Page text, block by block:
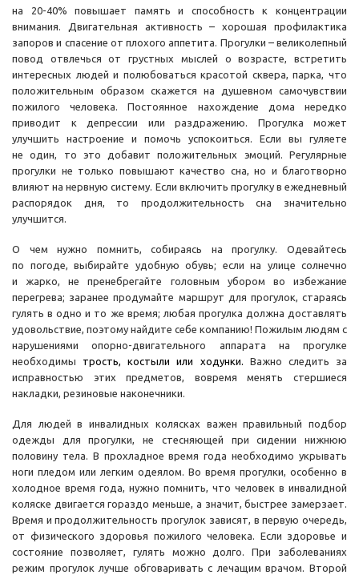
на 20-40% повышает память и способность к концентрации
внимания. Двигательная активность – хорошая профилактика
запоров и спасение от плохого аппетита. Прогулки – великолепный
повод отвлечься от грустных мыслей о возрасте, встретить
интересных людей и полюбоваться красотой сквера, парка, что
положительным образом скажется на душевном самочувствии
пожилого человека. Постоянное нахождение дома нередко
приводит к депрессии или раздражению. Прогулка может
улучшить настроение и помочь успокоиться. Если вы гуляете
не один, то это добавит положительных эмоций. Регулярные
прогулки не только повышают качество сна, но и благотворно
влияют на нервную систему. Если включить прогулку в ежедневный
распорядок дня, то продолжительность сна значительно
улучшится.
О чем нужно помнить, собираясь на прогулку. Одевайтесь
по погоде, выбирайте удобную обувь; если на улице солнечно
и жарко, не пренебрегайте головным убором во избежание
перегрева; заранее продумайте маршрут для прогулок, стараясь
гулять в одно и то же время; любая прогулка должна доставлять
удовольствие, поэтому найдите себе компанию! Пожилым людям с
нарушениями опорно-двигательного аппарата на прогулке
необходимы трость, костыли или ходунки. Важно следить за
исправностью этих предметов, вовремя менять стершиеся
накладки, резиновые наконечники.
Для людей в инвалидных колясках важен правильный подбор
одежды для прогулки, не стесняющей при сидении нижнюю
половину тела. В прохладное время года необходимо укрывать
ноги пледом или легким одеялом. Во время прогулки, особенно в
холодное время года, нужно помнить, что человек в инвалидной
коляске двигается гораздо меньше, а значит, быстрее замерзает.
Время и продолжительность прогулок зависят, в первую очередь,
от физического здоровья пожилого человека. Если здоровье и
состояние позволяет, гулять можно долго. При заболеваниях
режим прогулок лучше обговаривать с лечащим врачом. Второй